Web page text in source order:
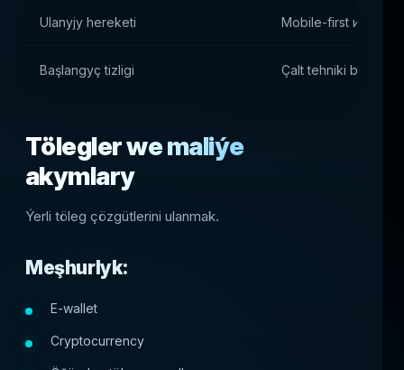
Ulanyjy hereketi Mobile-first и high-
Başlangyç tizligi Çalt tehniki
Tölegler we maliýe
akymlary
Ýerli töleg çözgütlerini ulanmak.
Meşhurlyk:
E-wallet
Cryptocurrency